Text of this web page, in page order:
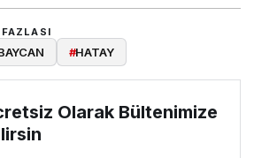
#HATAY
Olarak Bültenimize